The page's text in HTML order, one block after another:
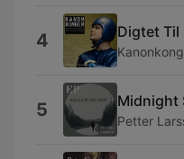
4 Digtet Til
5 Midnight
Petter